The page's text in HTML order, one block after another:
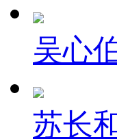
吴心
苏长